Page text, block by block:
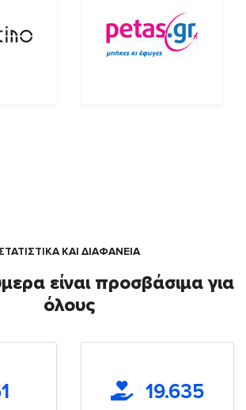
ΚΑΙ ΔΙΑΦΑΝΕΙΑ
είναι προσβάσιμα για
όλους
19.635